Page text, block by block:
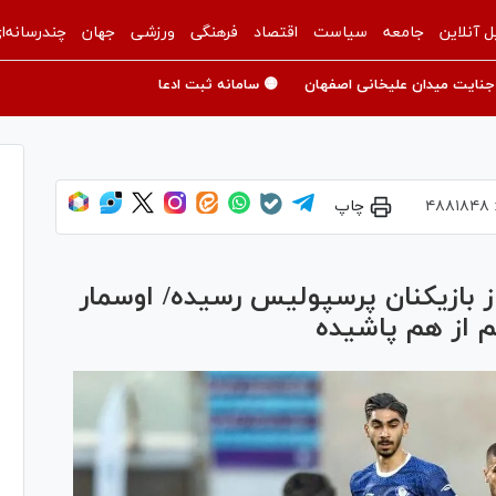
آنلاین جامعه سیاست اقتصاد فرهنگی ورزشی جهان
میدان علیخانی اصفهان 🟡 سامانه ثبت ادعا
۴۸۸۱۸۴۸ چاپ
بازیکنان پرسپولیس رسیده/ اوسمار
از هم پاشیده